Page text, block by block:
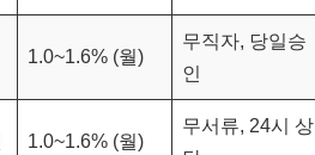
1.0~1.6% (월)
무직자, 당일승
인
1.0~1.6% (월)
무서류, 24시 상